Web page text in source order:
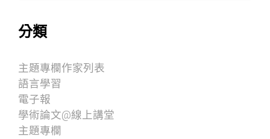
分類
主題專欄作家列表
語言學習
電子報
學術論文@線上講堂
主題專欄